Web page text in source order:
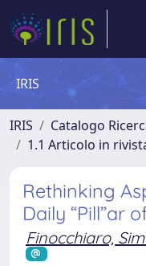
IRIS
IRIS Catalogo
1.1 Articolo in
Rethinking
Daily “Pill”ar
Finocchiaro,